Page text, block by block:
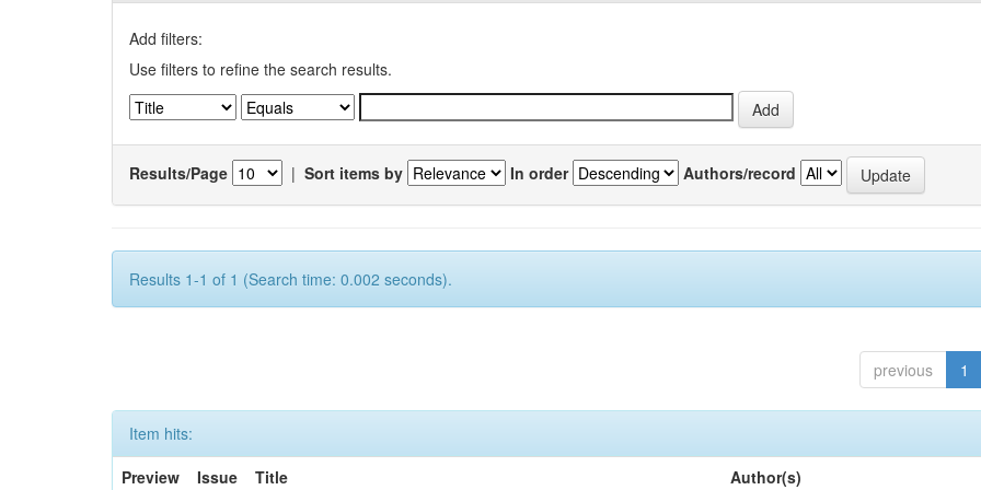
Add filters:
Use filters to refine the search results.
Results/Page | Sort items by In order Authors/record
Results 1-1 of 1 (Search time: 0.002 seconds).
previous 1
Item hits:
Preview
Issue
Title Author(s)